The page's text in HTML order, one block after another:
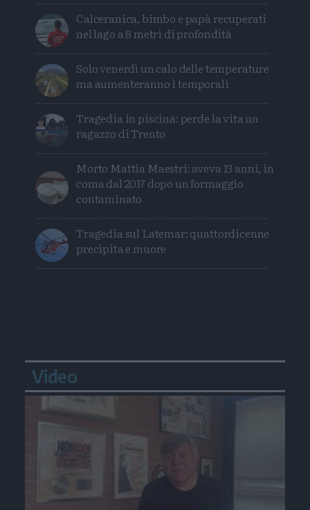
Calceranica, bimbo e papà recuperati
nel lago a 8 metri di profondità
Solo venerdì un calo delle temperature
ma aumenteranno i temporali
Tragedia in piscina: perde la vita un
ragazzo di Trento
Morto Mattia Maestri: aveva 13 anni, in
coma dal 2017 dopo un formaggio
contaminato
Tragedia sul Latemar: quattordicenne
precipita e muore
Video